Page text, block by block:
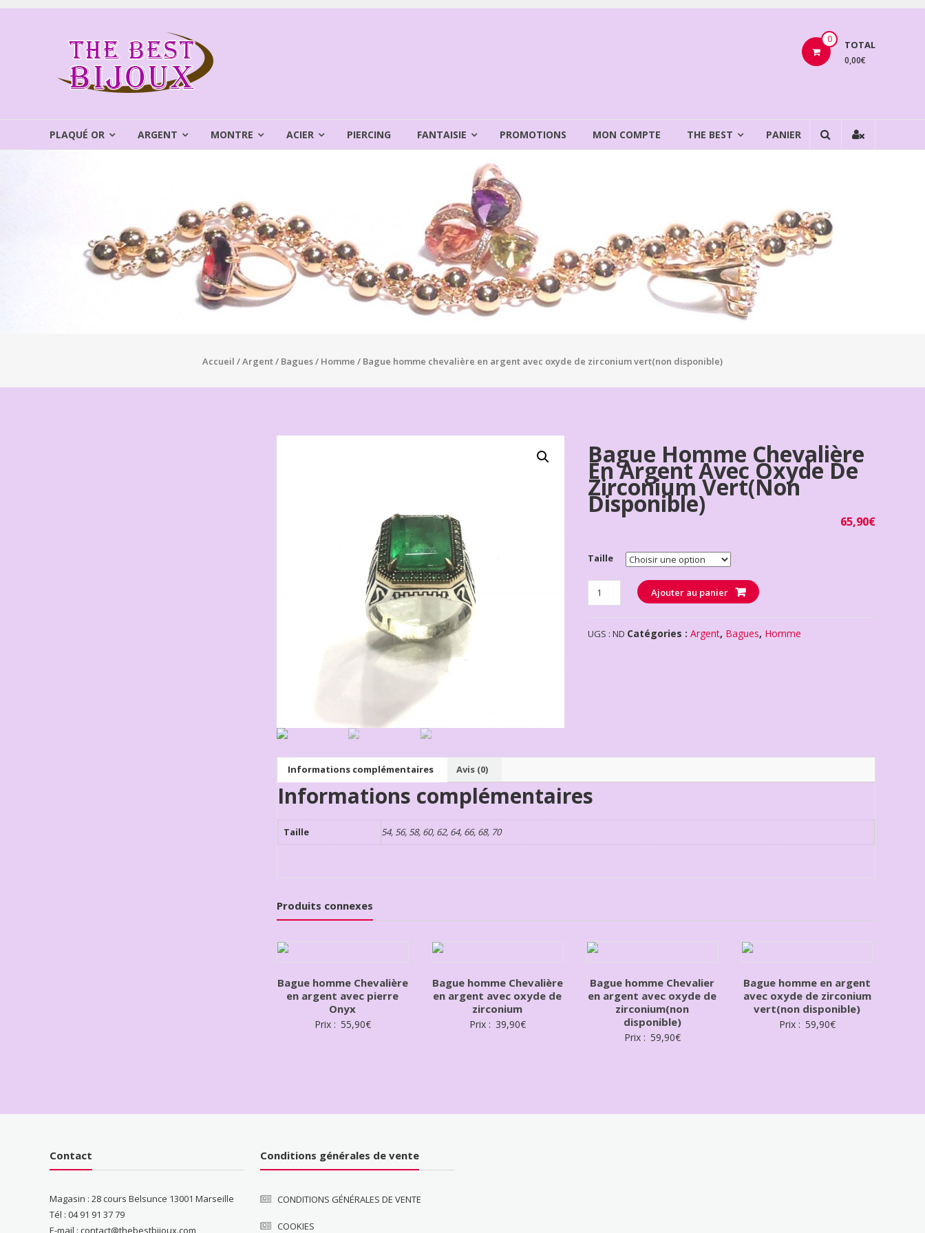
Aller
THEBEST
BIJOUX
VENTE
0 TOTAL
0,00€
PLAQUÉ OR ARGENT MONTRE ACIER PIERCING FANTAISIE PROMOTIONS MON COMPTE THE BEST PANIER
Accueil /Argent/ Bagues/ Homme / Bague homme chevalière en argent avec oxyde de zirconium vert(non disponible)
Bague Homme Chevalière
En Argent Avec Oxyde De
Zirconium Vert(non
Disponible)
65,90€
Taille
Quantité Ajouter au panier
UGS :ND Catégories :Argent, Bagues, Homme
Informations complémentaires Avis (0)
Informations complémentaires
Taille 54, 56, 58, 60, 62, 64, 66, 68, 70
Produits connexes
Bague homme Chevalière
en argent avec pierre
Onyx
Prix : 55,90€
Bague homme Chevalière
en argent avec oxyde de
zirconium
Prix : 39,90€
Bague homme Chevalier
en argent avec oxyde de
zirconium(non
disponible)
Prix : 59,90€
Bague homme en argent
avec oxyde de zirconium
vert(non disponible)
Prix : 59,90€
Contact
Magasin : 28 cours Belsunce 13001 Marseille
Tél : 04 91 91 37 79
E-mail : contact@thebestbijoux.com
Conditions générales de vente
CONDITIONS GÉNÉRALES DE VENTE
COOKIES